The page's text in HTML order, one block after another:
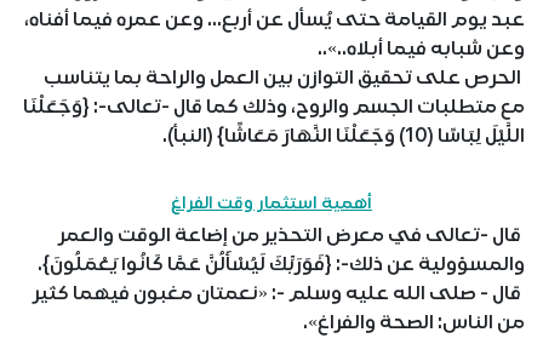
عبد يوم القيامة حتى يُسأل عن أربع... وعن عمره فيما أفناه،
وعن شبابه فيما أبلاه..»..
الحرص على تحقيق التوازن بين العمل والراحة بما يتناسب
مع متطلبات الجسم والروح، وذلك كما قال -تعالى-: {وَجَعَلْنَا
اللَّيْلَ لِبَاسًا (10) وَجَعَلْنَا النَّهَارَ مَعَاشًا} (النبأ).
أهمية استثمار وقت الفراغ
قال -تعالى في معرض التحذير من إضاعة الوقت والعمر
والمسؤولية عن ذلك-: {فَوَرَبِّكَ لَيُسْأَلُنَّ عَمَّا كَانُوا يَعْمَلُونَ}.
قال - صلى الله عليه وسلم -: «نعمتان مغبون فيهما كثير
من الناس: الصحة والفراغ».